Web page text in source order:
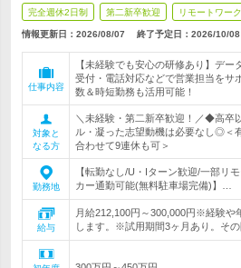
完全週休2日制 第二新卒歓迎 リモートワー
情報更新日：2026/08/07 終了予定日： 2026/10/08
仕事内容
【未経験でも安心の研修あり】デ
受付・電話対応などで営業担当を
数＆時短勤務も活用可能！
対象と
なる方
＼未経験・第二新卒歓迎！／◆高
ル・凝った志望動機は必要なし◎＜
合わせて9連休も可＞
勤務地
【転勤なし/U・Iターン歓迎/一部リ
カー通勤可能(無料駐車場完備)】…
給与
月給212,100円～300,000円※経験や
します。※試用期間3ヶ月あり。そ